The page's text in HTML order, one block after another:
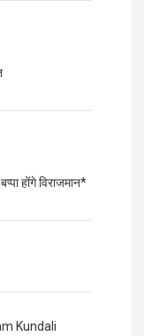
होंगे विराजमान*
Kundali